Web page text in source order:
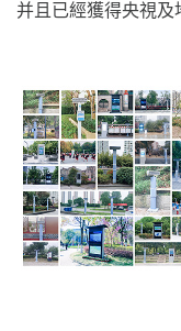
并且已經獲得央視及